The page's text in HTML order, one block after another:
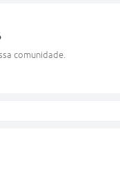
comunidade.